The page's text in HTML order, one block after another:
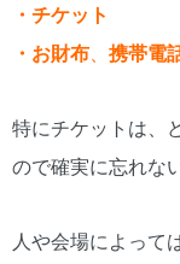
・チケット
・お財布、 携帯電
特にチケットは、
ので確実に忘れな
人や会場によって